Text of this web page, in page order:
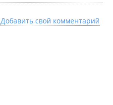
Добавить свой комментарий